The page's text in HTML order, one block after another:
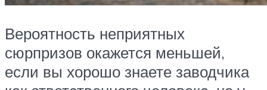
Вероятность неприятных
сюрпризов окажется меньшей,
если вы хорошо знаете заводчика